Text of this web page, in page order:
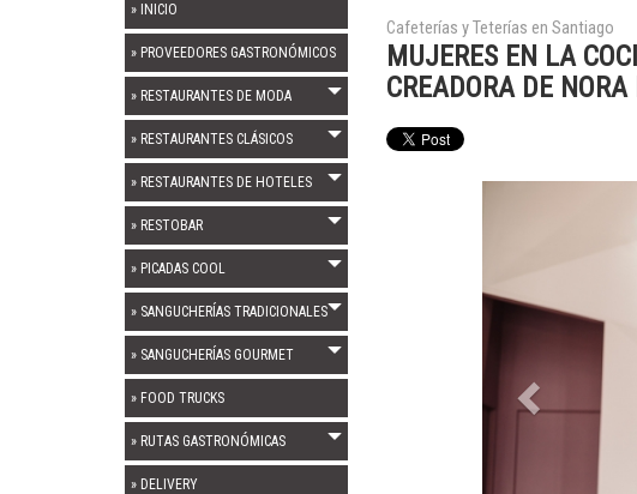
» INICIO
» PROVEEDORES GASTRONÓMICOS
» RESTAURANTES DE MODA
» RESTAURANTES CLÁSICOS
» RESTAURANTES DE HOTELES
» RESTOBAR
» PICADAS COOL
» SANGUCHERÍAS TRADICIONALES
» SANGUCHERÍAS GOURMET
» FOOD TRUCKS
» RUTAS GASTRONÓMICAS
» DELIVERY
Cafeterías y Teterías en Santiago
MUJERES EN LA
CREADORA DE